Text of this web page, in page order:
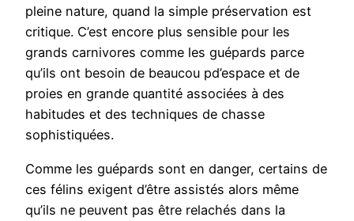
pleine nature, quand la simple préservation est
critique. C’est encore plus sensible pour les
grands carnivores comme les guépards parce
qu’ils ont besoin de beaucou pd’espace et de
proies en grande quantité associées à des
habitudes et des techniques de chasse
sophistiquées.
Comme les guépards sont en danger, certains de
ces félins exigent d’être assistés alors même
qu’ils ne peuvent pas être relachés dans la